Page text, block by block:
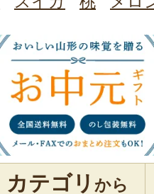
カテゴリ から